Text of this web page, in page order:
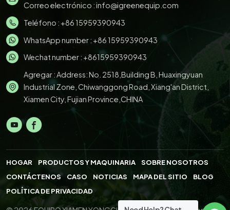
Correo electrónico :info@igreenequip.com
Teléfono : +86 15959390943
WhatsApp number : +86 15959390943
Wechat number : +8615959390943
Agregar : Address: No. 2518,Building B, Huaxingyuan
Industrial Zone, Chiwanggong Road, Xiang'an District,
Xiamen City, Fujian Province,CHINA
HOGAR PRODUCTOS Y MAQUINARIA
SOBRE NOSOTROS
CONTÁCTENOS
CASO NOTICIAS MAPA DEL SITIO
BLOG
POLÍTICA DE PRIVACIDAD